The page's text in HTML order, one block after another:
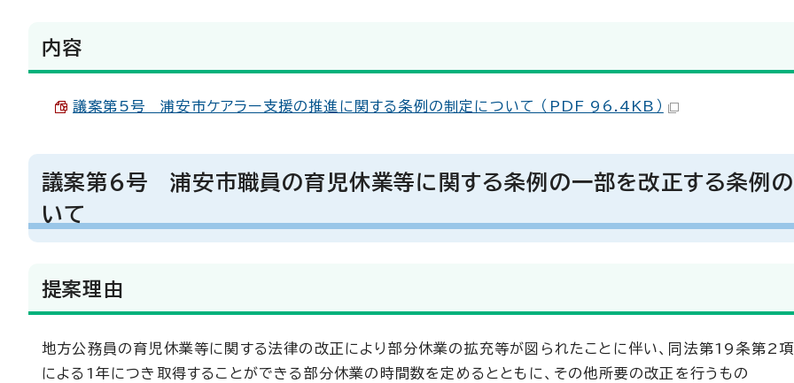
内容
議案第5号 浦安市ケアラー支援の推進に関する条例の制定について （PDF 96.4KB）
議案第6号 浦安市職員の育児休業等に関する条例の一部を改正する条例
いて
提案理由
地方公務員の育児休業等に関する法律の改正により部分休業の拡充等が図られたことに伴い、同法第19条第2
による1年につき取得することができる部分休業の時間数を定めるとともに、その他所要の改正を行うもの